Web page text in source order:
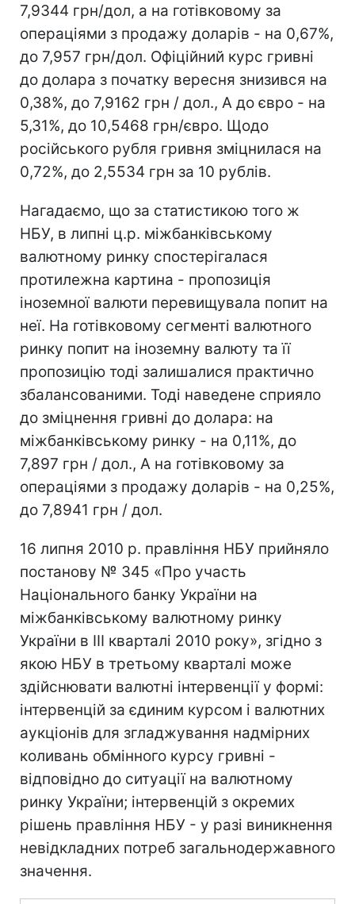
7,9344 грн/дол, а на готівковому за
операціями з продажу доларів - на 0,67%,
до 7,957 грн/дол. Офіційний курс гривні
до долара з початку вересня знизився на
0,38%, до 7,9162 грн / дол., А до євро - на
5,31%, до 10,5468 грн/євро. Щодо
російського рубля гривня зміцнилася на
0,72%, до 2,5534 грн за 10 рублів.
Нагадаємо, що за статистикою того ж
НБУ, в липні ц.р. міжбанківському
валютному ринку спостерігалася
протилежна картина - пропозиція
іноземної валюти перевищувала попит на
неї. На готівковому сегменті валютного
ринку попит на іноземну валюту та її
пропозицію тоді залишалися практично
збалансованими. Тоді наведене сприяло
до зміцнення гривні до долара: на
міжбанківському ринку - на 0,11%, до
7,897 грн / дол., А на готівковому за
операціями з продажу доларів - на 0,25%,
до 7,8941 грн / дол.
16 липня 2010 р. правління НБУ прийняло
постанову № 345 «Про участь
Національного банку України на
міжбанківському валютному ринку
України в III кварталі 2010 року», згідно з
якою НБУ в третьому кварталі може
здійснювати валютні інтервенції у формі:
інтервенцій за єдиним курсом і валютних
аукціонів для згладжування надмірних
коливань обмінного курсу гривні -
відповідно до ситуації на валютному
ринку України; інтервенцій з окремих
рішень правління НБУ - у разі виникнення
невідкладних потреб загальнодержавного
значення.